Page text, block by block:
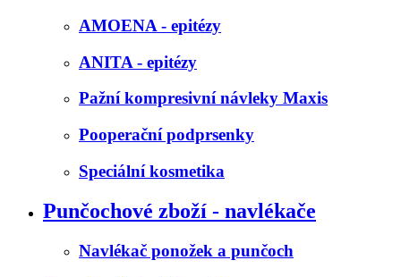
AMOENA - epitézy
ANITA - epitézy
Pažní kompresivní návleky Maxis
Pooperační podprsenky
Speciální kosmetika
Punčochové zboží - navlékače
Navlékač ponožek a punčoch